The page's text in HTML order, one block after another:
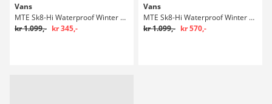
Vans
MTE Sk8-Hi Waterproof Winter Sko
kr 1.099,- kr 345,-
Vans
MTE Sk8-Hi Waterproof Winter Sko
kr 1.099,- kr 570,-